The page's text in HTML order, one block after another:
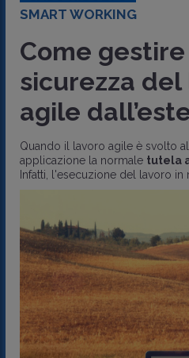
SMART WORKING
Come
sicurezza del
agile
Quando il lavoro agile è svolto
applicazione la normale tutela
Infatti, l'esecuzione del lavoro in